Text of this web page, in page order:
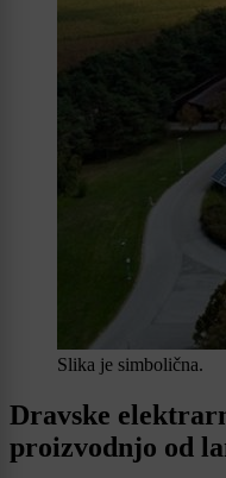
Slika je simbolična.
Dravske
proizvodnjo od